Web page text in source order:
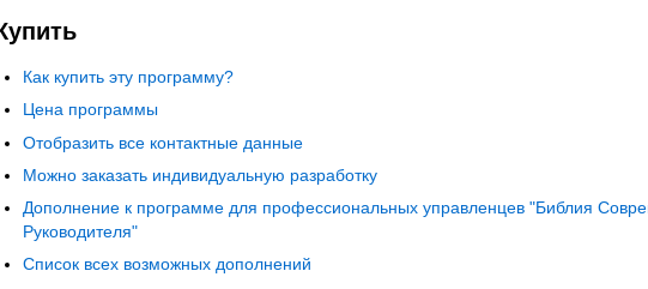
Как купить эту программу?
Цена программы
Отобразить все контактные данные
Можно заказать индивидуальную разработку
Дополнение к программе для профессиональных управленцев "Библия
Руководителя"
Список всех возможных дополнений